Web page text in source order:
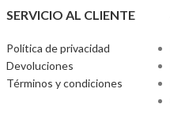
SERVICIO AL CLIENTE
Política de privacidad
Devoluciones
Términos y condiciones